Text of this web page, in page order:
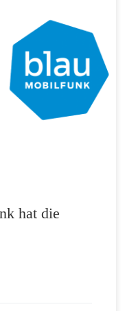
Instituts für
Zufriedenheit der
in den Kategorien
Die zufriedensten
blau Tarif. Denn blau
hervor.
hat die